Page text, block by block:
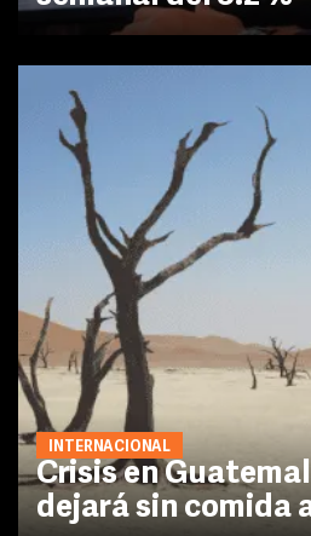
INTERNACIONAL
Crisis en
dejará sin comida